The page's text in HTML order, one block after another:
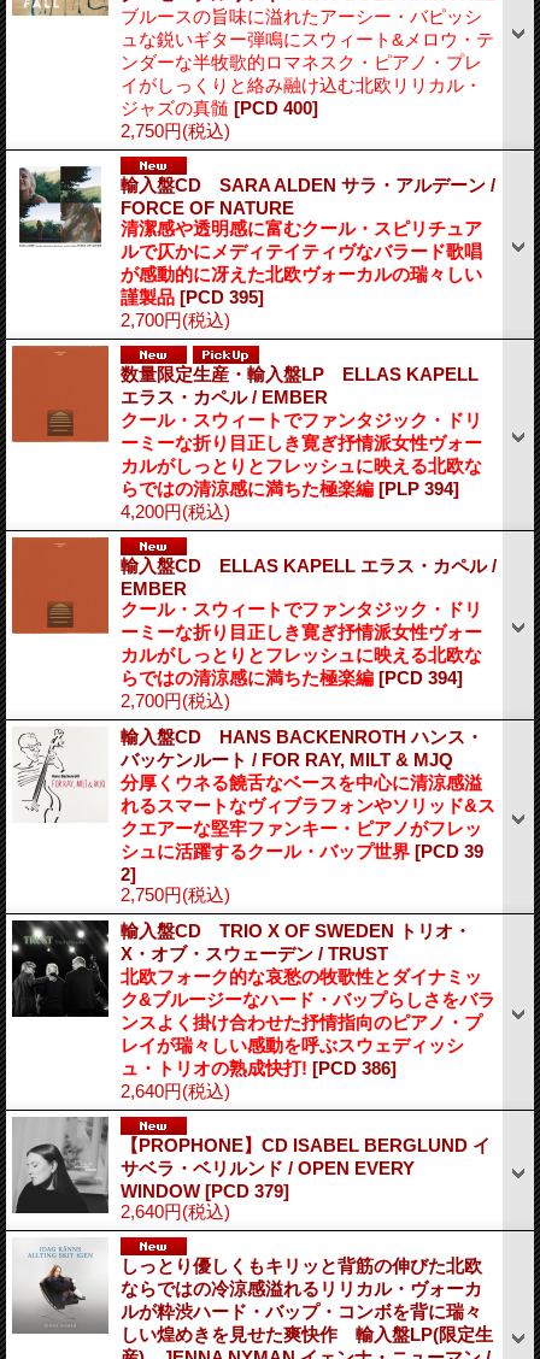
ブルースの旨味に溢れたアーシー・バピッシ
ュな鋭いギター弾鳴にスウィート&メロウ・テ
ンダーな半牧歌的ロマネスク・ピアノ・プレ
イがしっくりと絡み融け込む北欧リリカル・
ジャズの真髄 [PCD 400]
2,750円(税込)
輸入盤CD SARA ALDEN サラ・アルデーン /
FORCE OF NATURE
清潔感や透明感に富むクール・スピリチュア
ルで仄かにメディテイティヴなバラード歌唱
が感動的に冴えた北欧ヴォーカルの瑞々しい
謹製品 [PCD 395]
2,700円(税込)
数量限定生産・輸入盤LP ELLAS KAPELL
エラス・カペル / EMBER
クール・スウィートでファンタジック・ドリ
ーミーな折り目正しき寛ぎ抒情派女性ヴォー
カルがしっとりとフレッシュに映える北欧な
らではの清涼感に満ちた極楽編 [PLP 394]
4,200円(税込)
輸入盤CD ELLAS KAPELL エラス・カペル /
EMBER
クール・スウィートでファンタジック・ドリ
ーミーな折り目正しき寛ぎ抒情派女性ヴォー
カルがしっとりとフレッシュに映える北欧な
らではの清涼感に満ちた極楽編 [PCD 394]
2,700円(税込)
輸入盤CD HANS BACKENROTH ハンス・
バッケンルート / FOR RAY, MILT & MJQ
分厚くウネる饒舌なベースを中心に清涼感溢
れるスマートなヴィブラフォンやソリッド&ス
クエアーな堅牢ファンキー・ピアノがフレッ
シュに活躍するクール・バップ世界 [PCD 39
2]
2,750円(税込)
輸入盤CD TRIO X OF SWEDEN トリオ・
X・オブ・スウェーデン / TRUST
北欧フォーク的な哀愁の牧歌性とダイナミッ
ク&ブルージーなハード・バップらしさをバラ
ンスよく掛け合わせた抒情指向のピアノ・プ
レイが瑞々しい感動を呼ぶスウェディッシ
ュ・トリオの熟成快打! [PCD 386]
2,640円(税込)
【PROPHONE】CD ISABEL BERGLUND イ
サベラ・ベリルンド / OPEN EVERY
WINDOW [PCD 379]
2,640円(税込)
しっとり優しくもキリッと背筋の伸びた北欧
ならではの冷涼感溢れるリリカル・ヴォーカ
ルが粋渋ハード・バップ・コンボを背に瑞々
しい煌めきを見せた爽快作 輸入盤LP(限定生